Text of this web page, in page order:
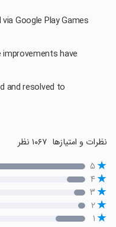
Google Play Games
have
and resolved to
نظرات و امتیازها
۵
۴
۳
۲
۱